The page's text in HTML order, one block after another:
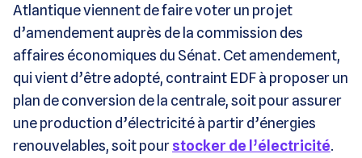
Atlantique viennent de faire voter un projet
d’amendement auprès de la commission des
affaires économiques du Sénat. Cet amendement,
qui vient d’être adopté, contraint EDF à proposer un
plan de conversion de la centrale, soit pour assurer
une production d’électricité à partir d’énergies
renouvelables, soit pourstocker de l’électricité.